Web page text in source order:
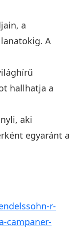
a
A
hallhatja a
aki
egyaránt a
r-
campaner-